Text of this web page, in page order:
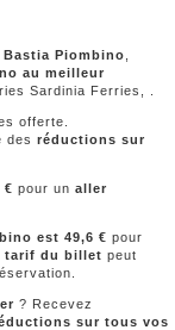
Piombino
au meilleur
Sardinia Ferries, .
offerte.
des réductions sur
€ pour un aller
est 49,6 € pour
tarif du billet peut
? Recevez
sur tous vos